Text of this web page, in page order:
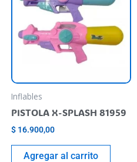
variantes.
pueden
elegir
página
Inflables
PISTOLA X-SPLASH 81959
$ 16.900,00
Agregar al carrito